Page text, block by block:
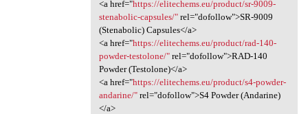
<a href="https://elitechems.eu/product/sr-9009-
stenabolic-capsules/"rel="dofollow">SR-9009
(Stenabolic) Capsules</a>
<a href="https://elitechems.eu/product/rad-140-
powder-testolone/"rel="dofollow">RAD-140
Powder (Testolone)</a>
<a href="https://elitechems.eu/product/s4-powder-
andarine/"rel="dofollow">S4 Powder (Andarine)
</a>